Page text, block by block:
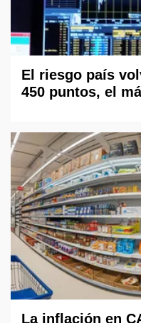
El riesgo país
450 puntos, el
La inflación en